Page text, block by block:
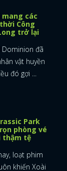
mang các
Công
trở lại
Dominion đã
vật huyền
đó gợi ...
Park
phòng vé
thậm tệ
loạt phim
khiến Xoài